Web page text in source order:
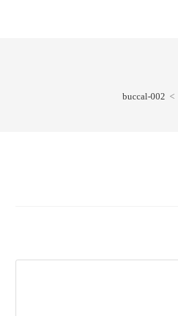
>
buccal-002